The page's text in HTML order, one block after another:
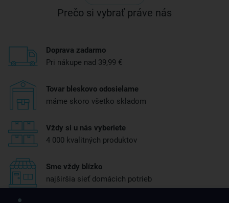
Prečo si vybrať práve nás
Doprava zadarmo
Pri nákupe nad 39,99 €
Tovar bleskovo odosielame
máme skoro všetko skladom
Vždy si u nás vyberiete
4 000 kvalitných produktov
Sme vždy blízko
najširšia sieť domácich potrieb
Získajte rady, recepty a tipy na zľavy skôr ako